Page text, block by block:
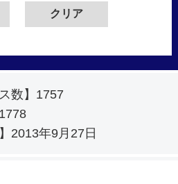
数】 1757
2013年9月27日